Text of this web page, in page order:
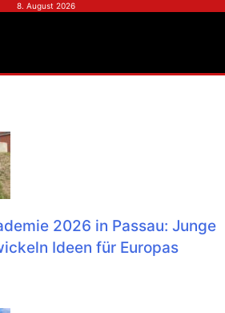
8. August 2026
Allgemeine
2026 in Passau: Junge
Ideen für Europas